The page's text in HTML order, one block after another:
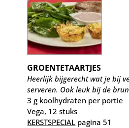
GROENTETAARTJES
Heerlijk bijgerecht wat je bij
serveren. Ook leuk bij de
3 g koolhydraten per portie
Vega, 12 stuks
KERSTSPECIAL pagina 51